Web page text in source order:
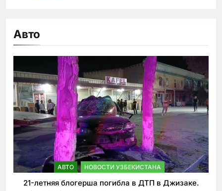
Авто
АВТО НОВОСТИ УЗБЕКИСТАНА
21-летняя блогерша погибла в ДТП в Джизаке.